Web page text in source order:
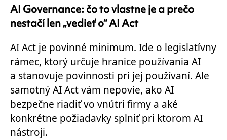
AI Governance: čo to vlastne je a prečo
nestačí len „vedieť o“ AI Act
AI Act je povinné minimum. Ide o legislatívny
rámec, ktorý určuje hranice používania AI
a stanovuje povinnosti pri jej používaní. Ale
samotný AI Act vám nepovie, ako AI
bezpečne riadiť vo vnútri firmy a aké
konkrétne požiadavky splniť pri ktorom AI
nástroji.